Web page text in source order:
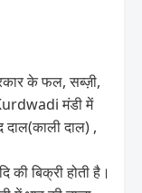
के फल, सब्ज़ी,
मंडी में
दाल(काली दाल) ,
बिक्री होती है।